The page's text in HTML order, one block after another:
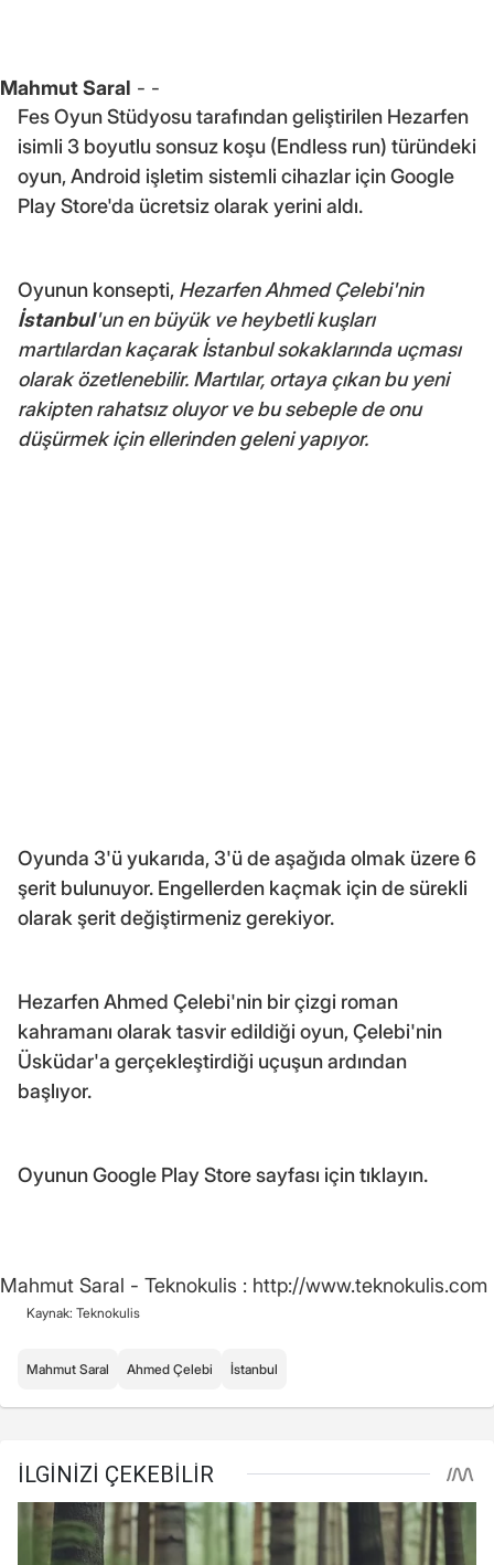
Mahmut Saral - -
Fes Oyun Stüdyosu tarafından geliştirilen Hezarfen
isimli 3 boyutlu sonsuz koşu (Endless run) türündeki
oyun, Android işletim sistemli cihazlar için Google
Play Store'da ücretsiz olarak yerini aldı.
Oyunun konsepti, Hezarfen Ahmed Çelebi'nin
İstanbul'un en büyük ve heybetli kuşları
martılardan kaçarak İstanbul sokaklarında uçması
olarak özetlenebilir. Martılar, ortaya çıkan bu yeni
rakipten rahatsız oluyor ve bu sebeple de onu
düşürmek için ellerinden geleni yapıyor.
Oyunda 3'ü yukarıda, 3'ü de aşağıda olmak üzere 6
şerit bulunuyor. Engellerden kaçmak için de sürekli
olarak şerit değiştirmeniz gerekiyor.
Hezarfen Ahmed Çelebi'nin bir çizgi roman
kahramanı olarak tasvir edildiği oyun, Çelebi'nin
Üsküdar'a gerçekleştirdiği uçuşun ardından
başlıyor.
Oyunun Google Play Store sayfası için tıklayın.
Mahmut Saral - Teknokulis : http://www.teknokulis.com
Kaynak: Teknokulis
Mahmut Saral Ahmed Çelebi İstanbul